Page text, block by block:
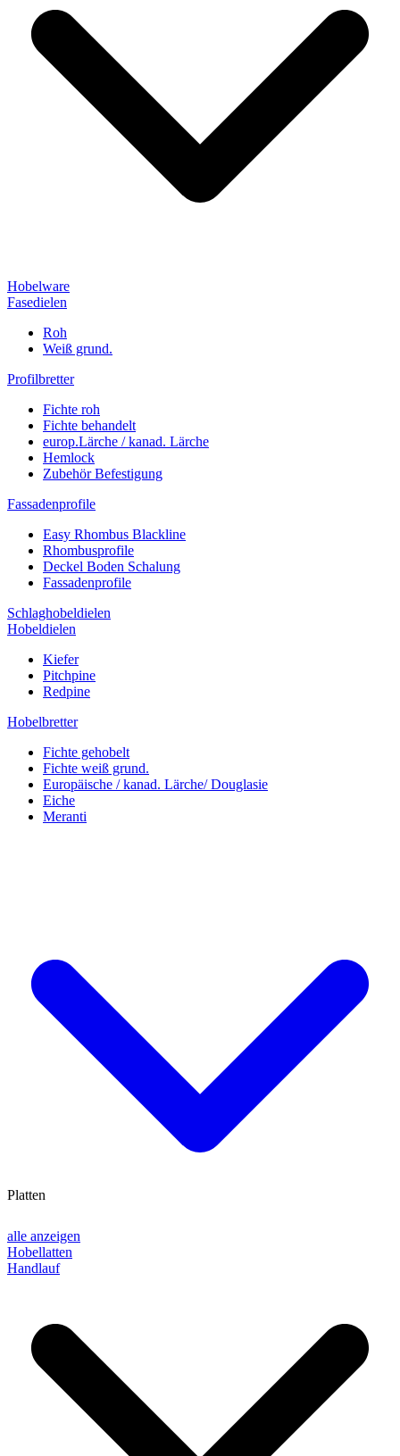
Hobelware
Fasedielen
Roh
Weiß grund.
Profilbretter
Fichte roh
Fichte behandelt
europ.Lärche / kanad. Lärche
Hemlock
Zubehör Befestigung
Fassadenprofile
Easy Rhombus Blackline
Rhombusprofile
Deckel Boden Schalung
Fassadenprofile
Schlaghobeldielen
Hobeldielen
Kiefer
Pitchpine
Redpine
Hobelbretter
Fichte gehobelt
Fichte weiß grund.
Europäische / kanad. Lärche/ Douglasie
Eiche
Meranti
alle anzeigen
Hobellatten
Handlauf
Platten